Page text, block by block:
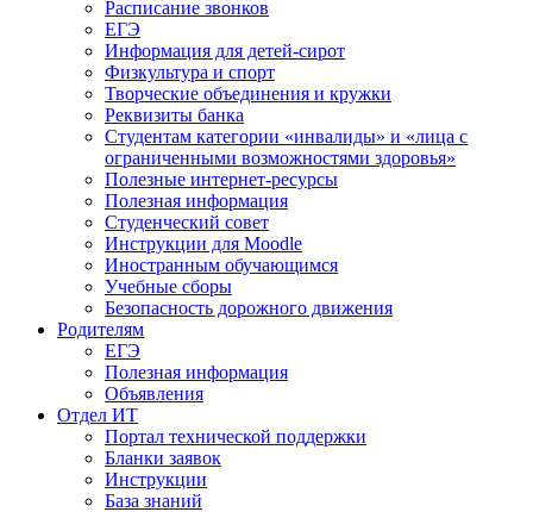
Расписание звонков
ЕГЭ
Информация для детей-сирот
Физкультура и спорт
Творческие объединения и кружки
Реквизиты банка
Студентам категории «инвалиды» и «лица с
ограниченными возможностями здоровья»
Полезные интернет-ресурсы
Полезная информация
Студенческий совет
Инструкции для Moodle
Иностранным обучающимся
Учебные сборы
Безопасность дорожного движения
Родителям
ЕГЭ
Полезная информация
Объявления
Отдел ИТ
Портал технической поддержки
Бланки заявок
Инструкции
База знаний